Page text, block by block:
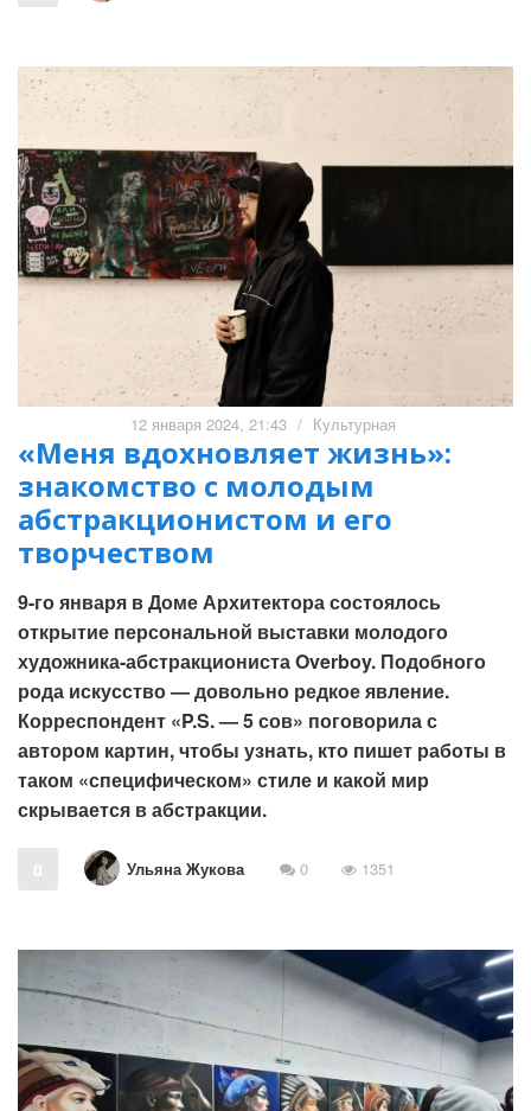
12 января 2024, 21:43 / Культурная
«Меня вдохновляет жизнь»:
знакомство с молодым
абстракционистом и его
творчеством
9-го января в Доме Архитектора состоялось
открытие персональной выставки молодого
художника-абстракциониста Overboy. Подобного
рода искусство — довольно редкое явление.
Корреспондент «P.S. — 5 сов» поговорила с
автором картин, чтобы узнать, кто пишет работы в
таком «специфическом» стиле и какой мир
скрывается в абстракции.
0 Ульяна Жукова 0 1351